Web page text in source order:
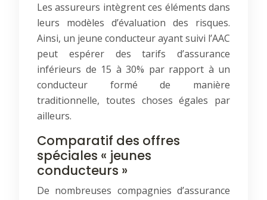
Les assureurs intègrent ces éléments dans
leurs modèles d’évaluation des risques.
Ainsi, un jeune conducteur ayant suivi l’AAC
peut espérer des tarifs d’assurance
inférieurs de 15 à 30% par rapport à un
conducteur formé de manière
traditionnelle, toutes choses égales par
ailleurs.
Comparatif des offres
spéciales « jeunes
conducteurs »
De nombreuses compagnies d’assurance